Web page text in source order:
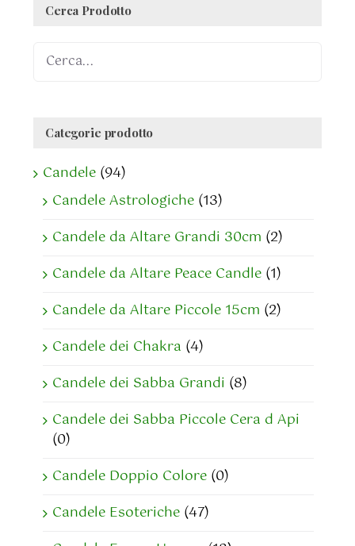
Cerca Prodotto
Categorie prodotto
Candele (94)
Candele Astrologiche (13)
Candele da Altare Grandi 30cm (2)
Candele da Altare Peace Candle (1)
Candele da Altare Piccole 15cm (2)
Candele dei Chakra (4)
Candele dei Sabba Grandi (8)
Candele dei Sabba Piccole Cera d Api
(0)
Candele Doppio Colore (0)
Candele Esoteriche (47)